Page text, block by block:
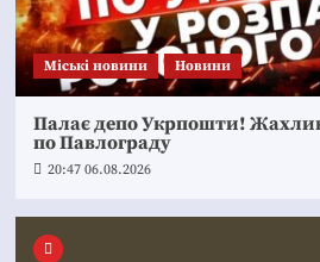
Mіські новини Новини
Палає депо Укрпошти!
по Павлограду
20:47 06.08.2026